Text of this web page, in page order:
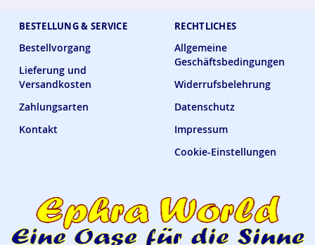
BESTELLUNG & SERVICE
Bestellvorgang
Lieferung und
Versandkosten
Zahlungsarten
Kontakt
RECHTLICHES
Allgemeine
Geschäftsbedingungen
Widerrufsbelehrung
Datenschutz
Impressum
Cookie-Einstellungen